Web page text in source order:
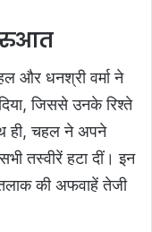
और धनश्री वर्मा ने
जिससे उनके रिश्ते
ही, चहल ने अपने
तस्वीरें हटा दीं। इन
की अफवाहें तेजी